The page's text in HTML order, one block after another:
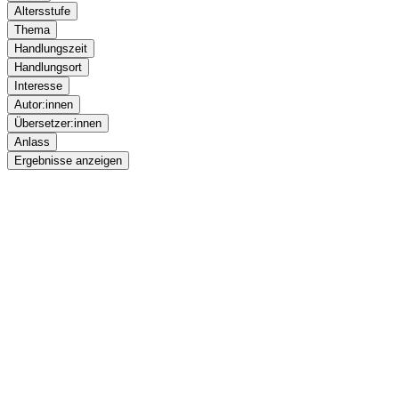
Altersstufe
Thema
Handlungszeit
Handlungsort
Interesse
Autor:innen
Übersetzer:innen
Anlass
Ergebnisse anzeigen